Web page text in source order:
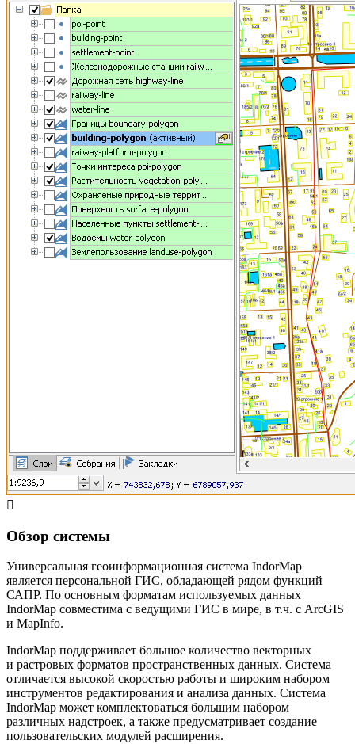
Обзор системы
Универсальная геоинформационная система IndorMap
является персональной ГИС, обладающей рядом функций
САПР. По основным форматам используемых данных
IndorMap совместима с ведущими ГИС в мире, в т.ч. с ArcGIS
и MapInfo.
IndorMap поддерживает большое количество векторных
и растровых форматов пространственных данных. Система
отличается высокой скоростью работы и широким набором
инструментов редактирования и анализа данных. Система
IndorMap может комплектоваться большим набором
различных надстроек, а также предусматривает создание
пользовательских модулей расширения.